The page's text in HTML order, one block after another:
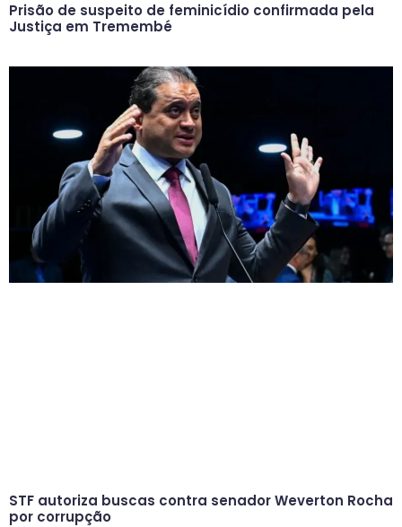
Prisão de suspeito de feminicídio confirmada pela
Justiça em Tremembé
STF autoriza buscas contra senador Weverton Rocha
por corrupção